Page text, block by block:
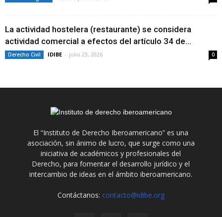
La actividad hostelera (restaurante) se considera
actividad comercial a efectos del artículo 34 de...
Derecho Civil IDIBE - julio 23, 2026 0
El “Instituto de Derecho Iberoamericano” es una
asociación, sin ánimo de lucro, que surge como una
iniciativa de académicos y profesionales del
Derecho, para fomentar el desarrollo jurídico y el
intercambio de ideas en el ámbito iberoamericano.
Contáctanos: contacto@idibe.org